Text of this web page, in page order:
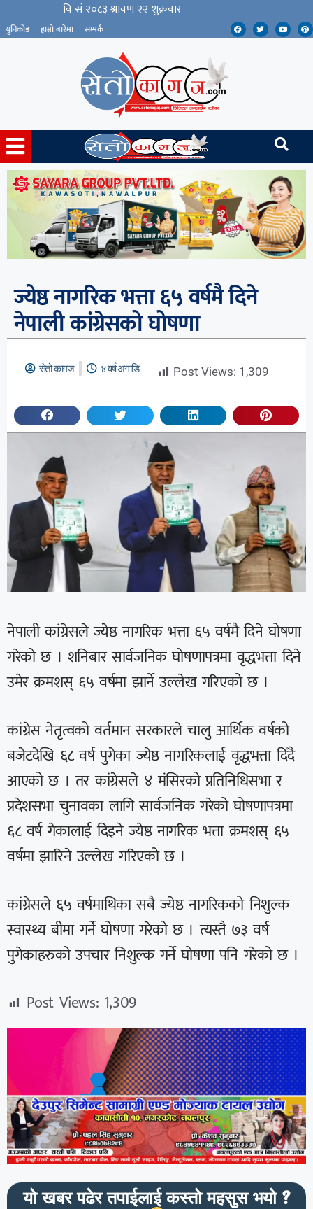
युनिकोड हाम्रो बारेमा सम्पर्क
ज्येष्ठ नागरिक भत्ता ६५ वर्षमै दिने
नेपाली कांग्रेसको घोषणा
सेतो कागज ४ वर्ष अगाडि Post Views: 1,309
नेपाली कांग्रेसले ज्येष्ठ नागरिक भत्ता ६५ वर्षमै दिने घोषणा
गरेको छ । शनिबार सार्वजनिक घोषणापत्रमा वृद्धभत्ता दिने
उमेर क्रमशस् ६५ वर्षमा झार्ने उल्लेख गरिएको छ ।
कांग्रेस नेतृत्वको वर्तमान सरकारले चालु आर्थिक वर्षको
बजेटदेखि ६८ वर्ष पुगेका ज्येष्ठ नागरिकलाई वृद्धभत्ता दिँदै
आएको छ । तर कांग्रेसले ४ मंसिरको प्रतिनिधिसभा र
प्रदेशसभा चुनावका लागि सार्वजनिक गरेको घोषणापत्रमा
६८ वर्ष गेकालाई दिइने ज्येष्ठ नागरिक भत्ता क्रमशस् ६५
वर्षमा झारिने उल्लेख गरिएको छ ।
कांग्रेसले ६५ वर्षमाथिका सबै ज्येष्ठ नागरिकको निशुल्क
स्वास्थ्य बीमा गर्ने घोषणा गरेको छ । त्यस्तै ७३ वर्ष
पुगेकाहरुको उपचार निशुल्क गर्ने घोषणा पनि गरेको छ ।
Post Views: 1,309
यो खबर पढेर तपाईलाई कस्तो महसुस भयो ?